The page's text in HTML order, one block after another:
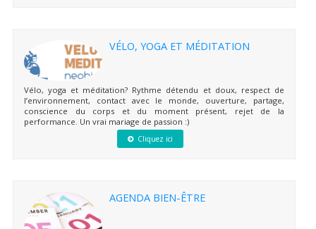
VÉLO, YOGA ET MÉDITATION
Vélo, yoga et méditation? Rythme détendu et doux, respect de
l’environnement, contact avec le monde, ouverture, partage,
conscience du corps et du moment présent, rejet de la
performance. Un vrai mariage de passion :)
Cliquez ici
AGENDA BIEN-ÊTRE